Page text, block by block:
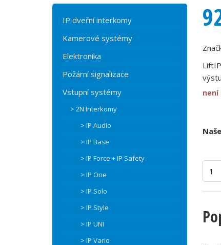
IP dveřní interkomy
Kamerové systémy
Elektronika
Požární signalizace
Vstupní systémy
> 2N Interkomy
> IP Audio
> IP Base
> IP Force + IP Safety
> IP One
> IP Solo
> IP Style
> IP UNI
> IP Vario
není